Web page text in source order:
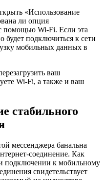
«Использование
ли опция
помощью Wi-Fi. Если эта
подключиться к сети
мобильных данных в
ваш
Wi-Fi, а также и ваш
стабильного
мессенджера банальна –
соединение. Как
подключении к мобильному
свидетельствует